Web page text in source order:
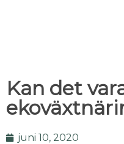
Kan det
juni 10, 2020